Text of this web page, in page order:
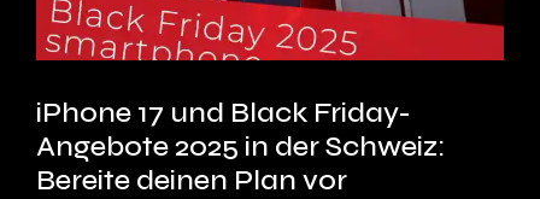
iPhone 17 und Black Friday-
Angebote 2025 in der Schweiz:
Bereite deinen Plan vor